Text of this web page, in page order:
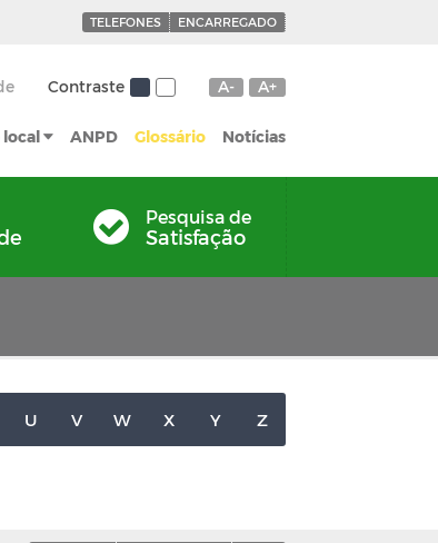
TELEFONES ENCARREGADO
A- A+
Contraste
local ANPD Glossário Notícias
Pesquisa de
Satisfação
U V W X Y Z